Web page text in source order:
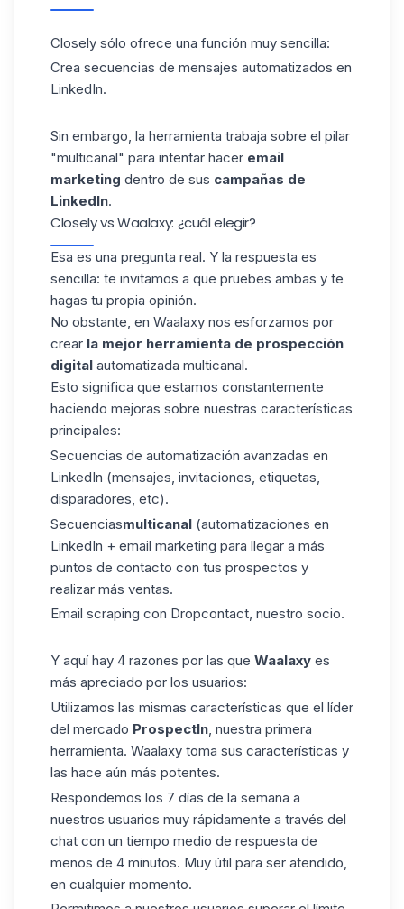
Closely sólo ofrece una función muy sencilla:
Crea secuencias de mensajes automatizados en
LinkedIn.
Sin embargo, la herramienta trabaja sobre el pilar
"multicanal" para intentar hacer email
marketing dentro de sus campañas de
LinkedIn.
Closely vs Waalaxy: ¿cuál elegir?
Esa es una pregunta real. Y la respuesta es
sencilla: te invitamos a que pruebes ambas y te
hagas tu propia opinión.
No obstante, en Waalaxy nos esforzamos por
crear la mejor herramienta de prospección
digital automatizada multicanal.
Esto significa que estamos constantemente
haciendo mejoras sobre nuestras características
principales:
Secuencias de automatización avanzadas en
LinkedIn (mensajes, invitaciones, etiquetas,
disparadores, etc).
Secuenciasmulticanal (automatizaciones en
LinkedIn + email marketing para llegar a más
puntos de contacto con tus prospectos y
realizar más ventas.
Email scraping con Dropcontact, nuestro socio.
Y aquí hay 4 razones por las que Waalaxy es
más apreciado por los usuarios:
Utilizamos las mismas características que el líder
del mercado ProspectIn, nuestra primera
herramienta. Waalaxy toma sus características y
las hace aún más potentes.
Respondemos los 7 días de la semana a
nuestros usuarios muy rápidamente a través del
chat con un tiempo medio de respuesta de
menos de 4 minutos. Muy útil para ser atendido,
en cualquier momento.